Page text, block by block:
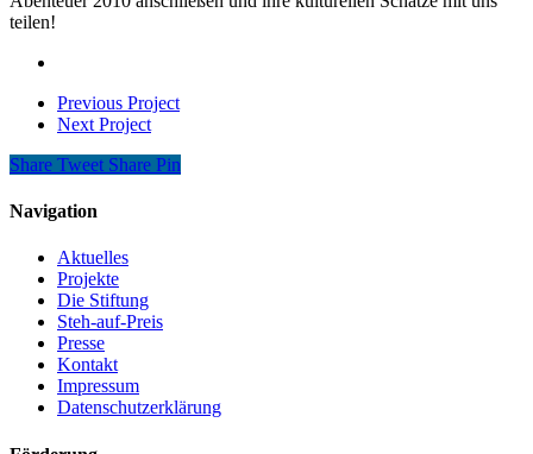
teilen!
Previous Project
Next Project
Share Tweet Share Pin
Navigation
Aktuelles
Projekte
Die Stiftung
Steh-auf-Preis
Presse
Kontakt
Impressum
Datenschutzerklärung